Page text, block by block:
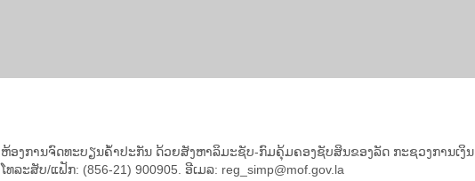
ຫ້ອງການຈົດທະບຽນຄ້ຳປະກັນ ດ້ວຍສັງຫາລິມະຊັບ-ກົມຄຸ້ມຄອງຊັບສິນຂອງລັດ ກະຊວງການເງິນ.
ໂທລະສັບ/ແຟັກ: (856-21) 900905. ອີເມລ: reg_simp@mof.gov.la